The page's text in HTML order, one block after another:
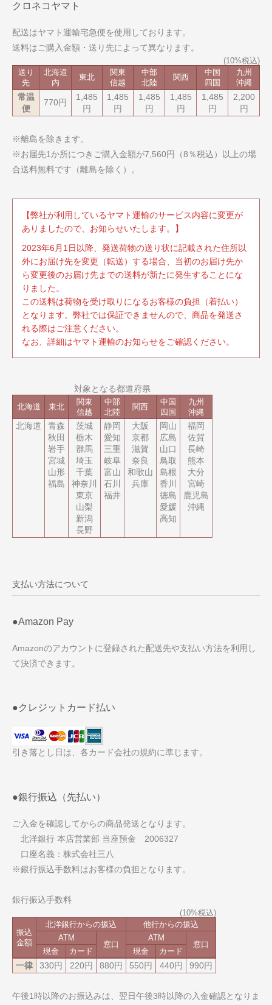
クロネコヤマト
配送はヤマト運輸宅急便を使用しております。
送料はご購入金額・送り先によって異なります。
送り
先
北海道
内
東北
関東
信越
中部
北陸
関西
中国
四国
九州
沖縄
常温
便
770円
1,485
円
1,485
円
1,485
円
1,485
円
1,485
円
2,200
円
※離島を除きます。
※お届先1か所につきご購入金額が7,560円（8％税込）以上の場
合送料無料です（離島を除く）。
【弊社が利用しているヤマト運輸のサービス内容に変更が
ありましたので、お知らせいたします。】
2023年6月1日以降、発送荷物の送り状に記載された住所以
外にお届け先を変更（転送）する場合、当初のお届け先か
ら変更後のお届け先までの送料が新たに発生することにな
りました。
この送料は荷物を受け取りになるお客様の負担（着払い）
となります。弊社では保証できませんので、商品を発送さ
れる際はご注意ください。
なお、詳細はヤマト運輸のお知らせをご確認ください。
対象となる都道府県
北海道 東北
関東
信越
中部
北陸
関西
中国
四国
九州
沖縄
北海道
青森
秋田
岩手
宮城
山形
福島
茨城
栃木
群馬
埼玉
千葉
神奈川
東京
山梨
新潟
長野
静岡
愛知
三重
岐阜
富山
石川
福井
大阪
京都
滋賀
奈良
和歌山
兵庫
岡山
広島
山口
鳥取
島根
香川
徳島
愛媛
高知
福岡
佐賀
長崎
熊本
大分
宮崎
鹿児島
沖縄
支払い方法について
●Amazon Pay
Amazonのアカウントに登録された配送先や支払い方法を利用し
て決済できます。
●クレジットカード払い
引き落とし日は、各カード会社の規約に準じます。
●銀行振込（先払い）
ご入金を確認してからの商品発送となります。
北洋銀行 本店営業部 当座預金 2006327
口座名義：株式会社三八
※銀行振込手数料はお客様の負担となります。
銀行振込手数料
振込
金額
北洋銀行からの振込
他行からの振込
ATM
窓口
ATM
窓口
現金 カード 現金 カード
一律 330円 220円 880円 550円 440円 990円
午後1時以降のお振込みは、翌日午後3時以降の入金確認となりま